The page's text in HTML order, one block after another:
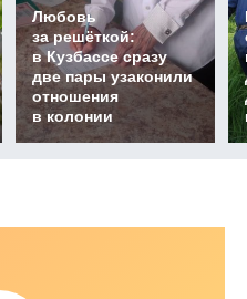
Любовь
за решёткой:
в Кузбассе сразу
две пары узаконили
отношения
в колонии